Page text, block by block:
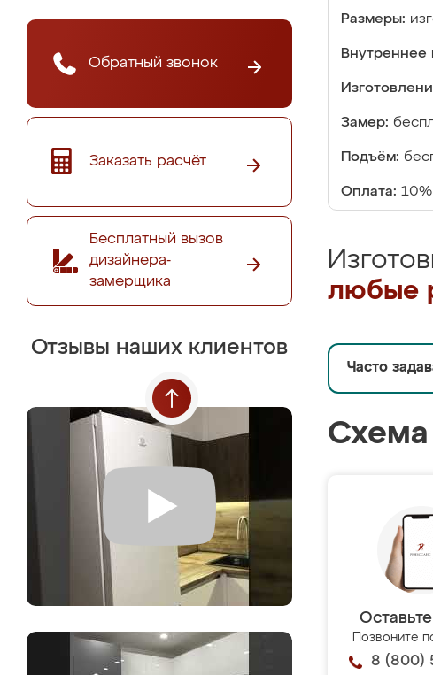
Обратный звонок
Заказать расчёт
Бесплатный вызов
дизайнера-
замерщика
Отзывы наших клиентов
Размеры:
Внутреннее
Замер:
Подъём:
Оплата:
любые
Часто
Позвоните
8 (800)